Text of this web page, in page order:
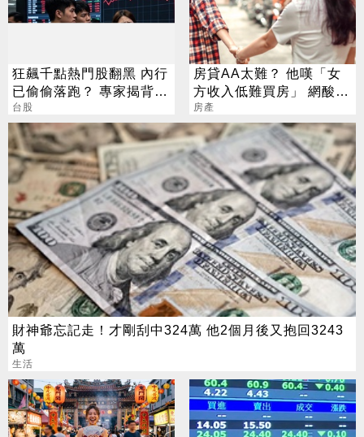
狂飆千點熱門股翻黑 內行
已偷偷落跑？ 專家揭背後
警訊
台股
房貸AA太難？ 他嘆「女
方收入低難買房」 網酸：
高薪也不會選你
房產
財神爺忘記走！才剛刮中324萬 他2個月後又抱回3243
萬
生活